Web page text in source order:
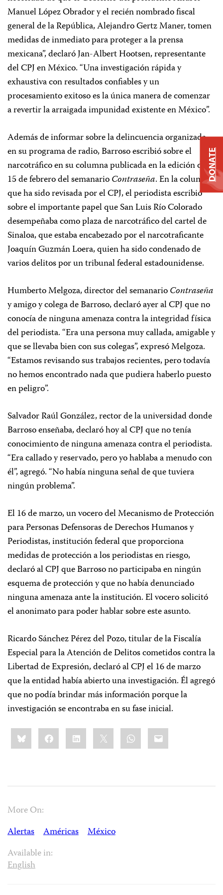
Manuel López Obrador y el recién nombrado fiscal
general de la República, Alejandro Gertz Maner, tomen
medidas de inmediato para proteger a la prensa
mexicana”, declaró Jan-Albert Hootsen, representante
del CPJ en México. “Una investigación rápida y
exhaustiva con resultados confiables y un
procesamiento exitoso es la única manera de comenzar
a revertir la arraigada impunidad existente en México”.
Además de informar sobre la delincuencia organizada
en su programa de radio, Barroso escribió sobre el
narcotráfico en su columna publicada en la edición del
15 de febrero del semanarioContraseña. En la columna,
que ha sido revisada por el CPJ, el periodista escribió
sobre el importante papel que San Luis Río Colorado
desempeñaba como plaza de narcotráfico del cartel de
Sinaloa, que estaba encabezado por el narcotraficante
Joaquín Guzmán Loera, quien ha sido condenado de
varios delitos por un tribunal federal estadounidense.
Humberto Melgoza, director del semanarioContraseña
y amigo y colega de Barroso, declaró ayer al CPJ que no
conocía de ninguna amenaza contra la integridad física
del periodista. “Era una persona muy callada, amigable y
que se llevaba bien con sus colegas”, expresó Melgoza.
“Estamos revisando sus trabajos recientes, pero todavía
no hemos encontrado nada que pudiera haberlo puesto
en peligro”.
Salvador Raúl González, rector de la universidad donde
Barroso enseñaba, declaró hoy al CPJ que no tenía
conocimiento de ninguna amenaza contra el periodista.
“Era callado y reservado, pero yo hablaba a menudo con
él”, agregó. “No había ninguna señal de que tuviera
ningún problema”.
El 16 de marzo, un vocero del Mecanismo de Protección
para Personas Defensoras de Derechos Humanos y
Periodistas, institución federal que proporciona
medidas de protección a los periodistas en riesgo,
declaró al CPJ que Barroso no participaba en ningún
esquema de protección y que no había denunciado
ninguna amenaza ante la institución. El vocero solicitó
el anonimato para poder hablar sobre este asunto.
Ricardo Sánchez Pérez del Pozo, titular de la Fiscalía
Especial para la Atención de Delitos cometidos contra la
Libertad de Expresión, declaró al CPJ el 16 de marzo
que la entidad había abierto una investigación. Él agregó
que no podía brindar más información porque la
investigación se encontraba en su fase inicial.
Share
this:BlueskyFacebookLinkedIn WhatsApp
Email
More On:
Alertas
Américas
México
Available in:
English
DONATE